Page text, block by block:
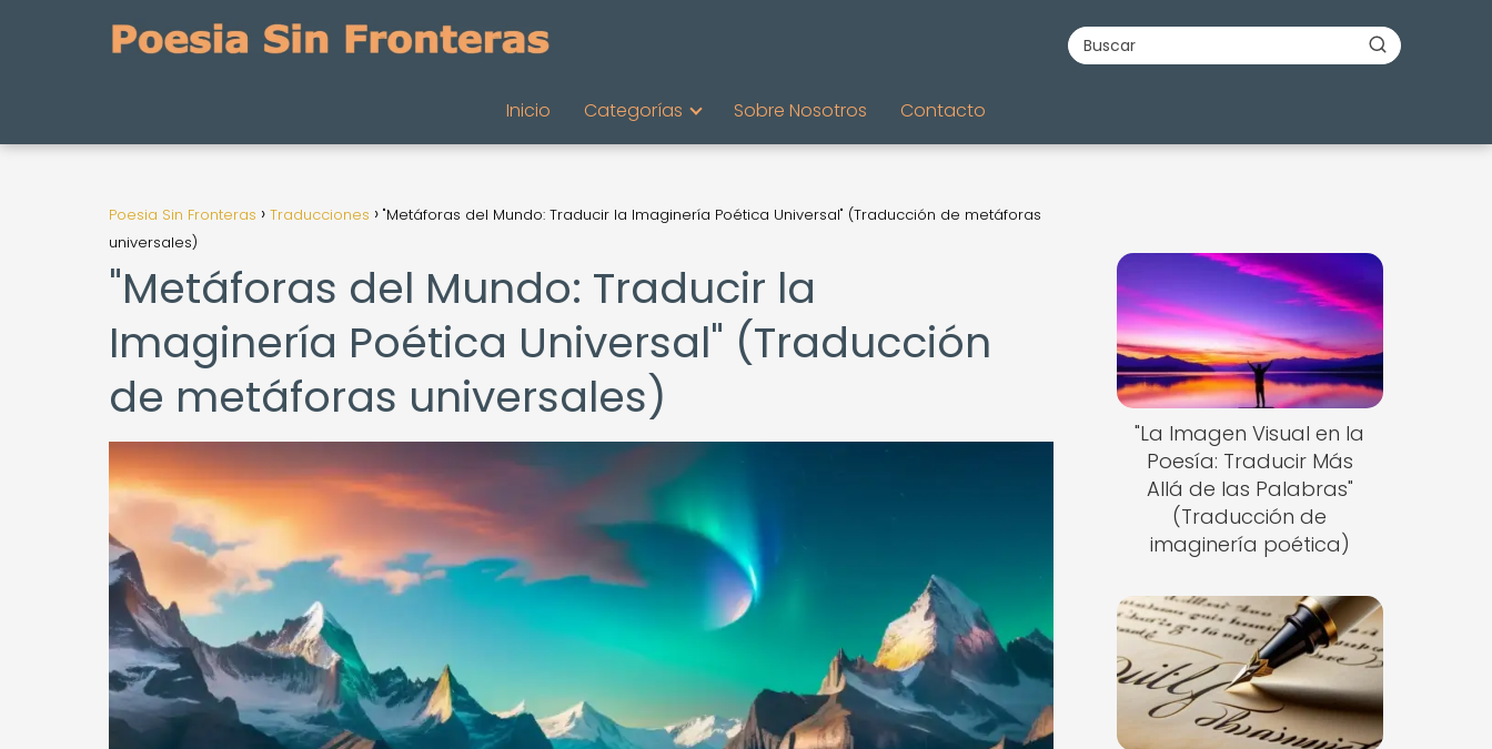
Inicio Categorías Sobre Nosotros Contacto
Poesia Sin Fronteras Traducciones
"Metáforas del Mundo: Traducir la Imaginería Poética Universal" (Traducción de metáforas
universales)
"Metáforas del Mundo: Traducir la
Imaginería Poética Universal" (Traducción
de metáforas universales)
"La Imagen Visual en la
Poesía: Traducir Más
Allá de las Palabras"
(Traducción de
imaginería poética)